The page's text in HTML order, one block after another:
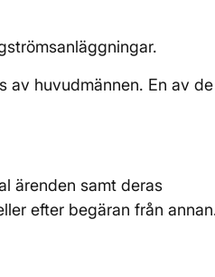
av huvudmännen. En av de
ärenden samt deras
efter begäran från